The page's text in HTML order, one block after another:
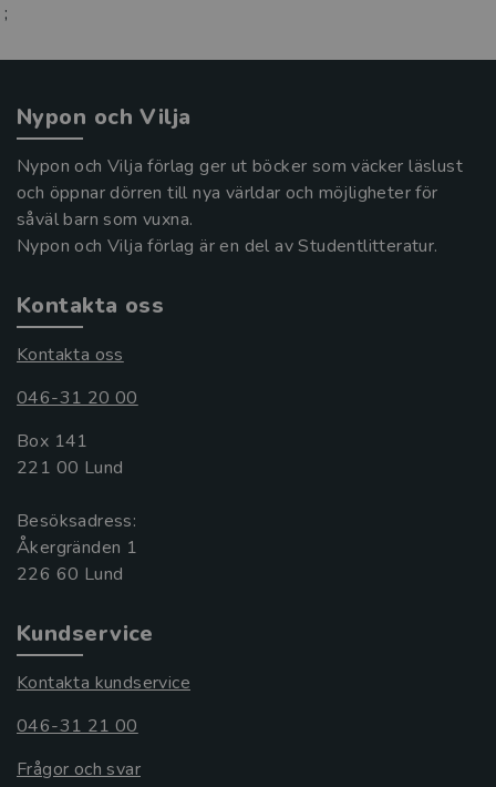
;
Nypon och Vilja
Nypon och Vilja förlag ger ut böcker som väcker läslust
och öppnar dörren till nya världar och möjligheter för
såväl barn som vuxna.
Nypon och Vilja förlag är en del av Studentlitteratur.
Kontakta oss
Kontakta oss
046-31 20 00
Box 141
221 00 Lund
Besöksadress:
Åkergränden 1
Kundservice
Kontakta kundservice
046-31 21 00
Frågor och svar